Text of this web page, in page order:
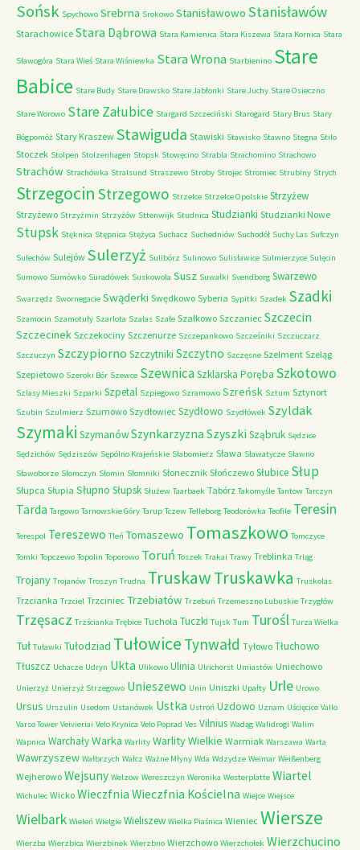
Sońsk Spychowo Srebrna Srokowo Stanisławowo Stanisławów
Starachowice Stara Dąbrowa Stara Kamienica Stara Kiszewa Stara Kornica Stara
Sławogóra Stara Wieś Stara Wiśniewka Stara Wrona Starbienino Stare
Babice Stare Budy Stare Drawsko Stare Jabłonki Stare Juchy Stare Osieczno
Stare Worowo Stare Załubice Stargard Szczeciński Starogard Stary Brus Stary
Bógpomóż Stary Kraszew Stawiguda Stawiski Stawisko Stawno Stegna Stilo
Stoczek Stolpen Stolzenhagen Stopsk Stowęcino Strabla Strachomino Strachowo
Strachów Strachówka Stralsund Straszewo Stroby Strojec Stromiec Strubiny Strych
Strzegocin Strzegowo Strzelce Strzelce Opolskie Strzyżew
Strzyżewo Strzyżmin Strzyżów Sttenwijk Studnica Studzianki Studzianki Nowe
Stupsk Stęknica Stępnica Stężyca Suchacz Suchedniów Suchodół Suchy Las Sufczyn
Sulechów Sulejów Sulerzyż Sulibórz Sulinowo Sulisławice Sulmierzyce Sulęcin
Sumowo Sumówko Suradówek Suskowola Susz Suwałki Svendborg Swarzewo
Swarzędz Swornegacie Swąderki Swędkowo Syberia Sypitki Szadek Szadki
Szamocin Szamotuły Szarlota Szałas Szałe Szałkowo Szczaniec Szczecin
Szczecinek Szczekociny Szczenurze Szczepankowo Szcześniki Szczuczarz
Szczuczyn Szczypiorno Szczytniki Szczytno Szczęsne Szelment Szeląg
Szepietowo Szeroki Bór Szewce SzewnicaSzklarska Poręba Szkotowo
Szlasy Mieszki Szparki Szpetal Szpiegowo Szramowo Szreńsk Sztum Sztynort
Szubin Szulmierz Szumowo Szydłowiec Szydłowo Szydłówek Szyldak
Szymaki SzymanówSzynkarzyzna Szyszki Sząbruk Sędzice
Sędzichów Sędziszów Sępólno Krajeńskie Słabomierz Sława Sławatycze Sławno
Sławoborze Słomczyn Słomin Słomniki Słonecznik Słończewo Słubice Słup
Słupca Słupia Słupno Słupsk Służew Taarbaek Tabórz Takomyśle Tantow Tarczyn
Tarda Targowo Tarnowskie Góry Tarup Tczew Telleborg Teodorówka Teofile Teresin
Terespol Tereszewo Tleń Tomaszewo Tomaszkowo Tomczyce
Tomki Topczewo Topolin Toporowo Toruń Toszek Trakai Trawy Treblinka Trląg
Trojany Trojanów Troszyn Trudna TruskawTruskawka Truskolas
Trzcianka Trzciel Trzciniec Trzebiatów Trzebuń Trzemeszno Lubuskie Trzygłów
Trzęsacz Trzścianka Trębice Tuchola Tuczki Tujsk Tum Turośl Turza Wielka
Tuł Tuławki Tułodziad Tułowice Tynwałd Tyłowo Tłuchowo
Tłuszcz Uchacze Udryn Ukta Ulikowo Ulinia Ulrichorst Umiastów Uniechowo
Unierzyż Unierzyż Strzegowo Unieszewo Unin Uniszki Upałty Urle Urowo
Ursus Urszulin Usedom Ustanówek Ustka Ustroń Uzdowo Uznam Uścięcice Vallo
Varso Tower Veivieriai Velo Krynica Velo Poprad Ves Vilnius Wadąg Walidrogi Walim
Wapnica WarchałyWarka Warlity Warlity Wielkie Warmiak Warszawa Warta
Wawrzyszew Wałbrzych Wałcz Ważne Młyny Wda Wdzydze Weimar Weißenberg
Wejherowo Wejsuny Welzow Wereszczyn Weronika Westerplatte Wiartel
Wichulec Wicko Wieczfnia Wieczfnia Kościelna Wiejce Wiejsce
Wielbark Wieleń Wielgie Wieliszew Wielka Piaśnica Wieniec Wiersze
Wierzba Wierzbica Wierzbinek Wierzbno Wierzchowo Wierzchołek Wierzchucino